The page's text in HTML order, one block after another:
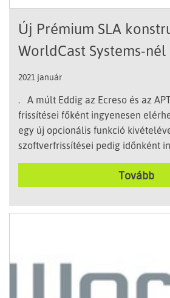
Új Prémium SLA
WorldCast Systems-nél
2021 január
. A múlt Eddig az Ecreso és az
frissítései főként ingyenesen
egy új opcionális funkció
szoftverfrissítései pedig időnként
fizetősek voltak a
függően. Ez most azonnali
jövő Az Általános
Premium SLA-val lesznek
Tovább